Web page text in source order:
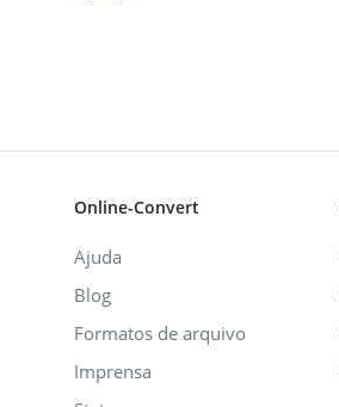
Online-Convert
Ajuda
Blog
Formatos de arquivo
Imprensa